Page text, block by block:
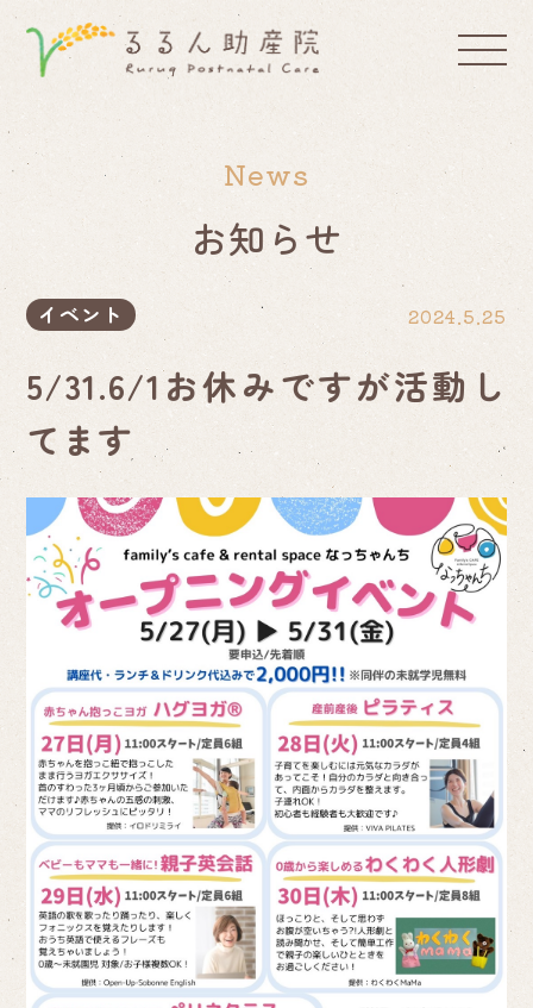
News
お知らせ
イベント 2024.5.25
5/31.6/1お休みですが活動し
てます